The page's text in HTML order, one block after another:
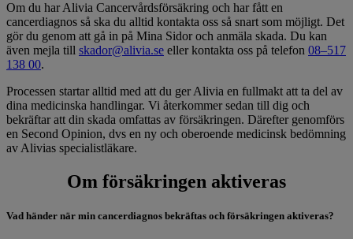
Om du har Alivia Cancervårdsförsäkring och har fått en
cancerdiagnos så ska du alltid kontakta oss så snart som möjligt. Det
gör du genom att gå in på Mina Sidor och anmäla skada. Du kan
även mejla till skador@alivia.se eller kontakta oss på telefon 08–517
138 00.
Processen startar alltid med att du ger Alivia en fullmakt att ta del av
dina medicinska handlingar. Vi återkommer sedan till dig och
bekräftar att din skada omfattas av försäkringen. Därefter genomförs
en Second Opinion, dvs en ny och oberoende medicinsk bedömning
av Alivias specialistläkare.
Om försäkringen aktiveras
Vad händer när min cancerdiagnos bekräftas och försäkringen aktiveras?